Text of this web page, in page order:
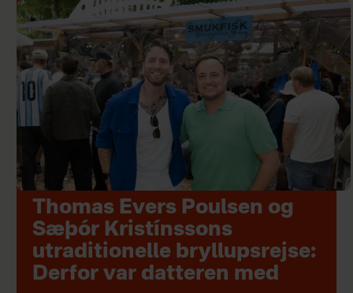
Thomas Evers Poulsen og
Sæþór Kristínssons
utraditionelle bryllupsrejse:
Derfor var datteren med